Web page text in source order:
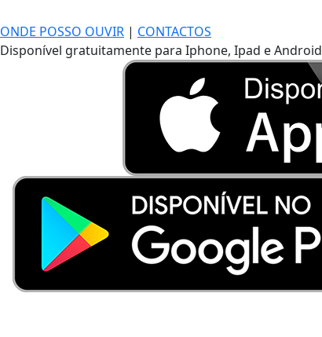
ONDE POSSO OUVIR | CONTACTOS
Disponível gratuitamente para Iphone, Ipad e Android